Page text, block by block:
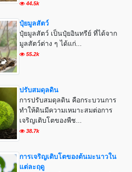
44.5k
ปุ๋ยมูลสัตว์
ปุ๋ยมูลสัตว์ เป็นปุ๋ยอินทรีย์ ที่ได้จาก
มูลสัตว์ต่าง ๆ ได้แก่...
55.2k
ปรับสมดุลดิน
การปรับสมดุลดิน คือกระบวนการ
ทำให้ดินมีความเหมาะสมต่อการ
เจริญเติบโตของพืช...
38.7k
การเจริญเติบโตของต้นมะนาวใน
แต่ละฤดู